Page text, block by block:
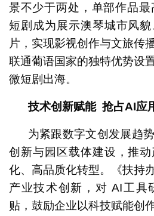
景不少于两处，单部作品
短剧成为展示澳琴城市风
片，实现影视创作与文旅传
联通葡语国家的独特优势设
微短剧出海。
技术创新赋能 抢占AI应
为紧跟数字文创发展趋
创新与园区载体建设，推
化、高品质化转型。《扶持
产业技术创新，对 AI工具
贴，鼓励企业以科技赋能创